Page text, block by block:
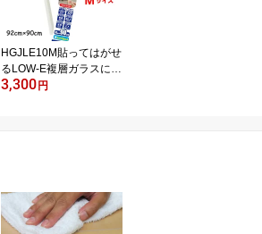
マース DUV001L
HGJLE10M貼ってはがせ
るLOW-E複層ガラスに貼
れる窓フィルム 半透
3,300 円